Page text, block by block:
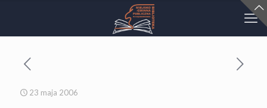
23 maja 2006